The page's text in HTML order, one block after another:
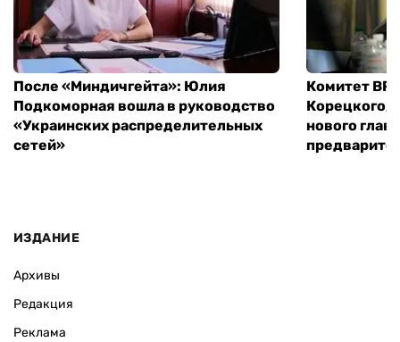
После «Миндичгейта»: Юлия
Подкоморная вошла в руководство
«Украинских распределительных
сетей»
Комитет ВР
Корецкого,
нового
ИЗДАНИЕ
Архивы
Редакция
Реклама